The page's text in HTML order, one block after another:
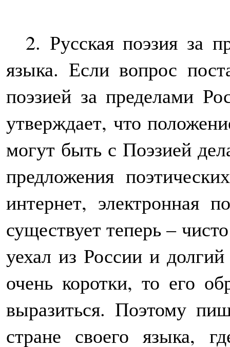
2. Русская поэзия за
языка. Если вопрос
поэзией за пределами
утверждает, что
могут быть с Поэзией
предложения
интернет, электронная
существует теперь –
уехал из России и
очень коротки, то его
выразиться. Поэтому
стране своего языка,